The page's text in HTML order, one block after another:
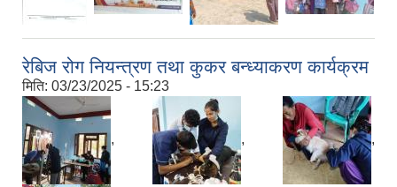
रेबिज रोग नियन्त्रण तथा कुकर बन्ध्याकरण कार्यक्रम
मिति: 03/23/2025 - 15:23
, , ,